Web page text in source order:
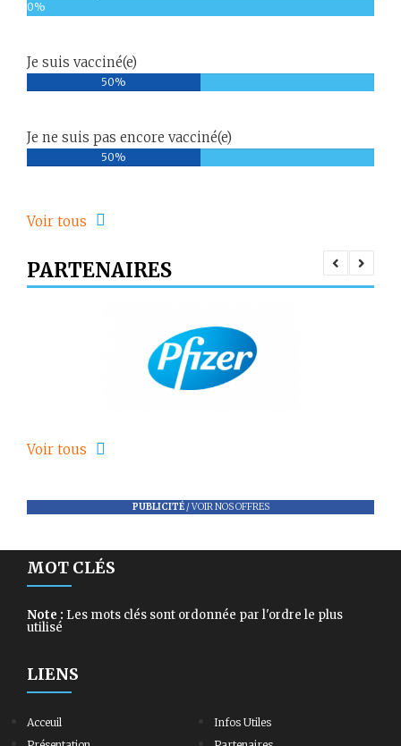
0%
Je suis vacciné(e)
50%
Je ne suis pas encore vacciné(e)
50%
Voir tous
PARTENAIRES
Voir tous
PUBLICITÉ/VOIR NOS OFFRES
MOT CLÉS
Note : Les mots clés sont ordonnée par l'ordre le plus
utilisé
LIENS
Acceuil
Infos Utiles